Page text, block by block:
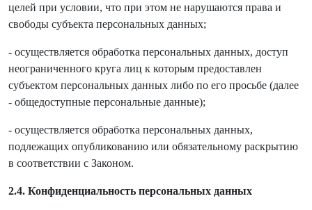
целей при условии, что при этом не нарушаются права и
свободы субъекта персональных данных;
- осуществляется обработка персональных данных, доступ
неограниченного круга лиц к которым предоставлен
субъектом персональных данных либо по его просьбе (далее
- общедоступные персональные данные);
- осуществляется обработка персональных данных,
подлежащих опубликованию или обязательному раскрытию
в соответствии с Законом.
2.4. Конфиденциальность персональных данных